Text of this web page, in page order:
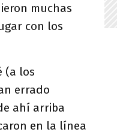
muchas
con los
(a los
errado
ahí arriba
en la línea